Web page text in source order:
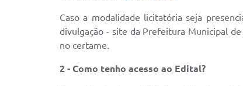
Caso a modalidade licitatória seja
divulgação - site da Prefeitura Municipal
no certame.
2 - Como tenho acesso ao Edital?